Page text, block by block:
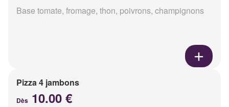
Base tomate, fromage, thon, poivrons, champignons
Pizza 4 jambons
Dès 10.00 €